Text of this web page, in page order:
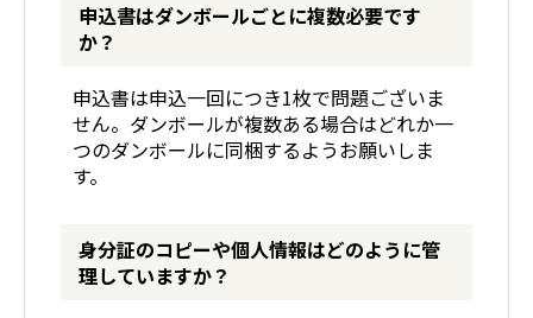
申込書はダンボールごとに複数必要です
か？
申込書は申込一回につき1枚で問題ございま
せん。ダンボールが複数ある場合はどれか一
つのダンボールに同梱するようお願いしま
す。
身分証のコピーや個人情報はどのように管
理していますか？